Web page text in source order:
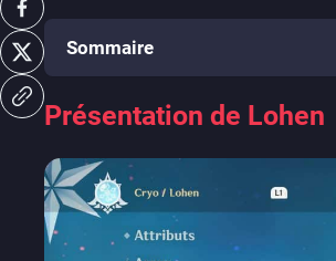
Sommaire
Présentation de Lohen